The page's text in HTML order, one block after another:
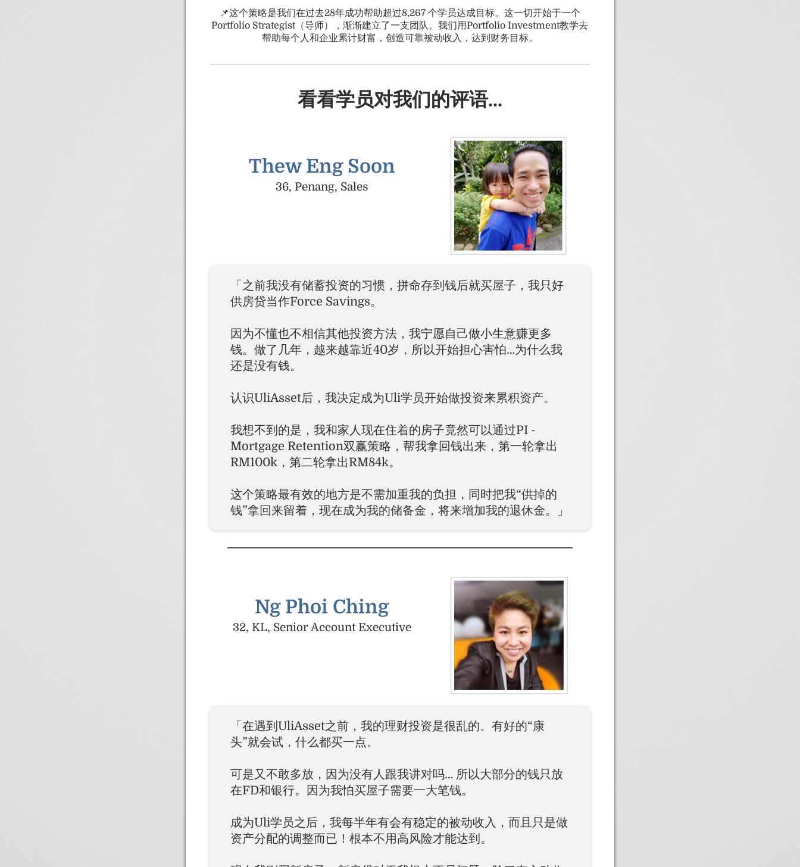
📌这个策略是我们在过去28年成功帮助超过8,267 个学员达成目标。这一切开始于一个
Portfolio Strategist（导师），渐渐建立了一支团队。我们用Portfolio Investment教学去
帮助每个人和企业累计财富，创造可靠被动收入，达到财务目标。
看看学员对我们的评语...
Thew Eng Soon
36, Penang, Sales
「之前我没有储蓄投资的习惯，拼命存到钱后就买屋子，我只好
供房贷当作Force Savings。
因为不懂也不相信其他投资方法，我宁愿自己做小生意赚更多
钱。做了几年，越来越靠近40岁，所以开始担心害怕…为什么我
还是没有钱。
认识UliAsset后，我决定成为Uli学员开始做投资来累积资产。
我想不到的是，我和家人现在住着的房子竟然可以通过PI -
Mortgage Retention双赢策略，帮我拿回钱出来，第一轮拿出
RM100k，第二轮拿出RM84k。
这个策略最有效的地方是不需加重我的负担，同时把我“供掉的
钱”拿回来留着，现在成为我的储备金，将来增加我的退休金。」
Ng Phoi Ching
32, KL, Senior Account Executive
「在遇到UliAsset之前，我的理财投资是很乱的。有好的“康
头”就会试，什么都买一点。
可是又不敢多放，因为没有人跟我讲对吗… 所以大部分的钱只放
在FD和银行。因为我怕买屋子需要一大笔钱。
成为Uli学员之后，我每半年有会有稳定的被动收入，而且只是做
资产分配的调整而已！根本不用高风险才能达到。